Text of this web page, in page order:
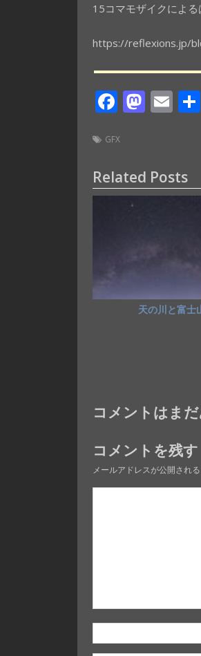
15コマモザイクによ
https://reflexions.jp/
F
e
b
o
M
d
o
E
l
GFX
Related Posts
天の川と富士
コメントはま
コメントを残す
メールアドレスが公開され